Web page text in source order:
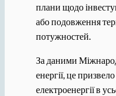
плани щодо
або подовження
потужностей.
За даними
енергії, це
електроенергії в